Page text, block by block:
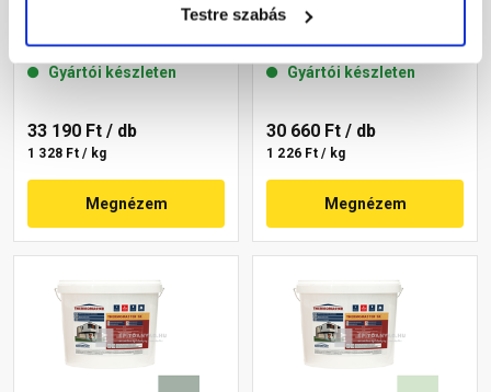
Testre szabás
Thermomaster szilikon
Gyártói készleten
33 190 Ft / db
1 328 Ft / kg
Megnézem
Thermomaster szilikon
Gyártói készleten
30 660 Ft / db
1 226 Ft / kg
Megnézem